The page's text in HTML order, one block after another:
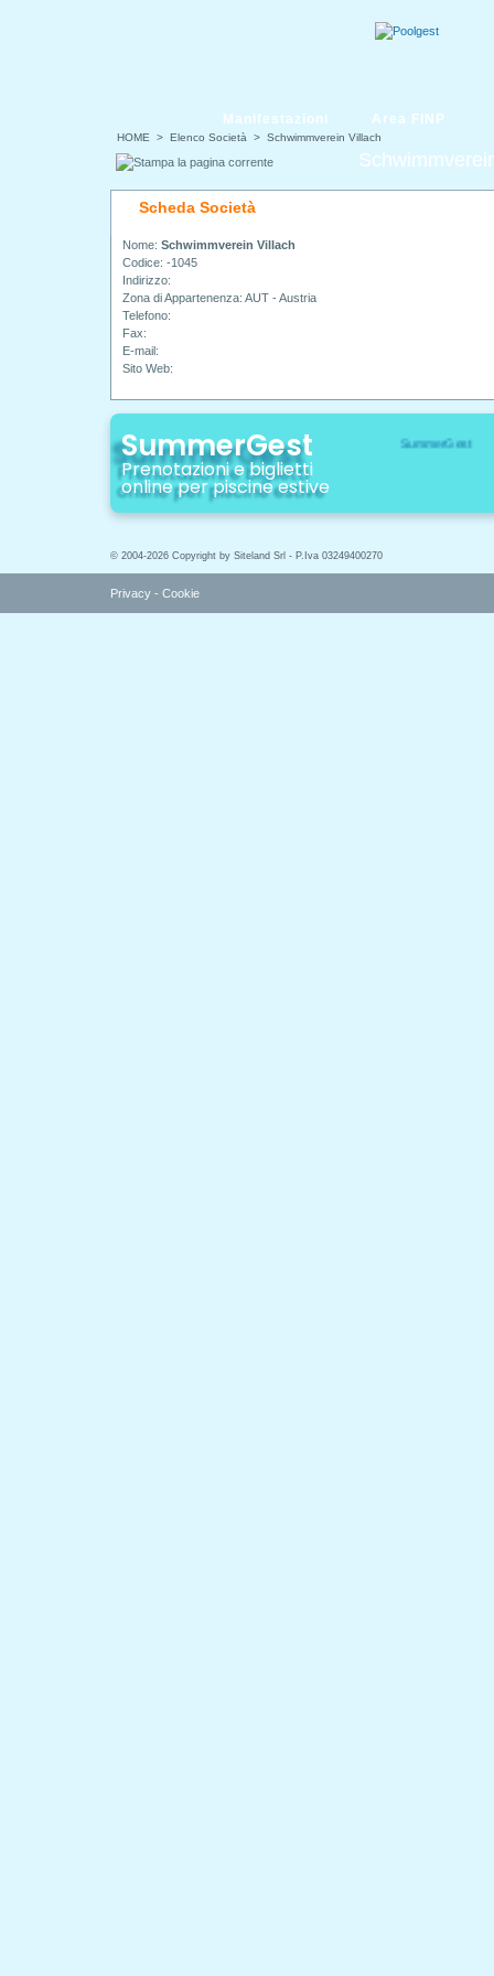
HOME > Elenco Società > Schwimmverein Villach
Manifestazioni Area FINP
Scheda Società
Nome: Schwimmverein Villach
Codice: -1045
Indirizzo:
Zona di Appartenenza: AUT - Austria
Telefono:
Fax:
E-mail:
Sito Web:
SummerGest
Prenotazioni e biglietti
online per piscine estive
© 2004-2026 Copyright by Siteland Srl - P.Iva 03249400270
Privacy - Cookie